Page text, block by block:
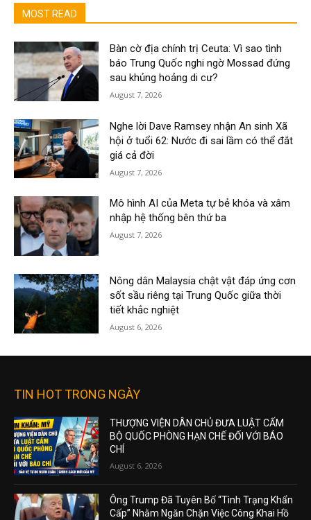
MOST READ
Bàn cờ địa chính trị Ceuta: Vì sao tình
báo Trung Quốc nghi ngờ Mossad đứng
sau khủng hoảng di cư?
August 7, 2026
Nghe lời Dave Ramsey nhận An sinh Xã
hội ở tuổi 62: Nước đi sai lầm có thể đắt
giá cả đời
August 7, 2026
Mô hình AI của Meta tự bẻ khóa và xâm
nhập hệ thống bên thứ ba
August 7, 2026
Nông dân Malaysia chật vật đáp ứng cơn
sốt sầu riêng tại Trung Quốc giữa thời
tiết khắc nghiệt
August 6, 2026
TIN HOT TRONG NGÀY
THƯỢNG VIỆN DÂN CHỦ ĐƯA LUẬT CẤM
BỘ QUỐC PHÒNG HẠN CHẾ ĐỐI VỚI BÁO
CHÍ
August 6, 2026
Ông Trump Đã Tuyên Bố “Tình Trạng Khẩn
Cấp” Nhằm Ngăn Chặn Việc Công Khai Hồ